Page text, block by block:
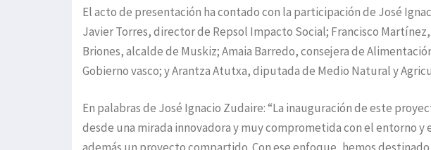
El acto de presentación ha contado con la participación de José
Javier Torres, director de Repsol Impacto Social; Francisco
Briones, alcalde de Muskiz; Amaia Barredo, consejera de
Gobierno vasco; y Arantza Atutxa, diputada de Medio Natural y
En palabras de José Ignacio Zudaire: “La inauguración de este
desde una mirada innovadora y muy comprometida con el entorno